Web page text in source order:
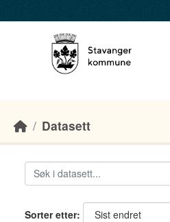
Datasett
Sorter etter